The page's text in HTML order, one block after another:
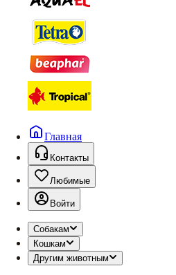
Главная
Контакты
Любимые
Войти
Собакам
Кошкам
Другим животным